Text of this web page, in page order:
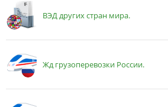
ВЭД других стран мира.
Жд грузоперевозки России.